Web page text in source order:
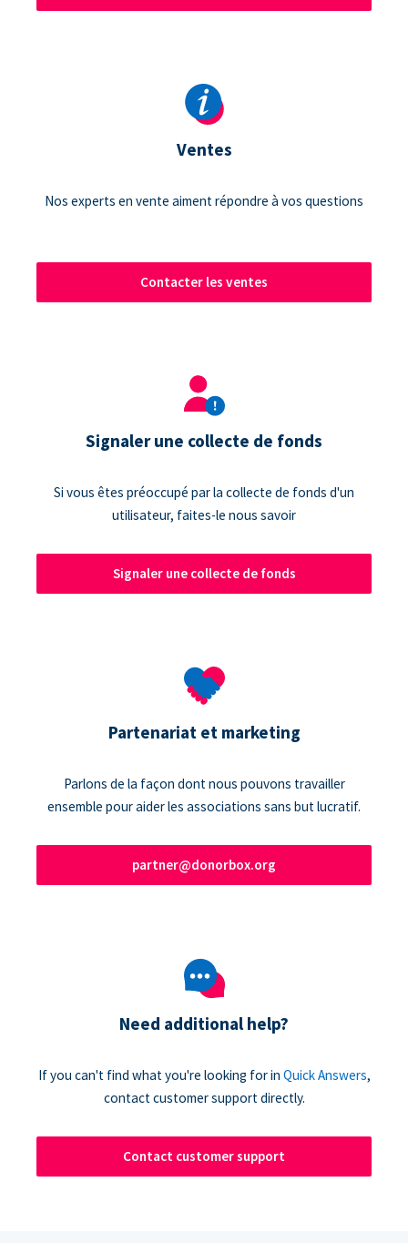
Ventes
Nos experts en vente aiment répondre à vos questions
Contacter les ventes
Signaler une collecte de fonds
Si vous êtes préoccupé par la collecte de fonds d'un
utilisateur, faites-le nous savoir
Signaler une collecte de fonds
Partenariat et marketing
Parlons de la façon dont nous pouvons travailler
ensemble pour aider les associations sans but lucratif.
partner@donorbox.org
Need additional help?
If you can't find what you're looking for in Quick Answers,
contact customer support directly.
Contact customer support